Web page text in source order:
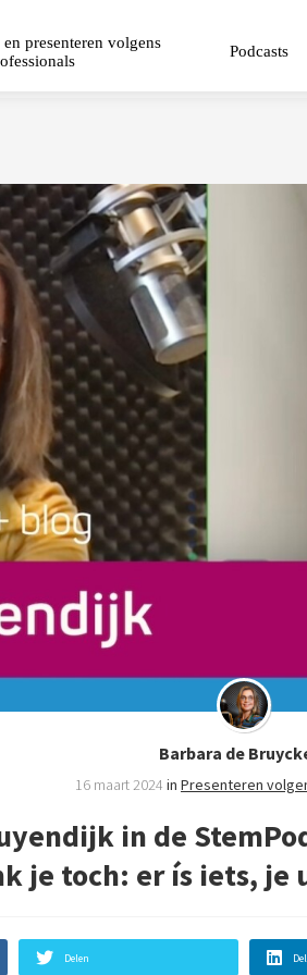
presenteren volgens
Podcasts
Barbara de
16 maart 2024 in Presenteren
in de
je toch: er ís iets, je
Delen